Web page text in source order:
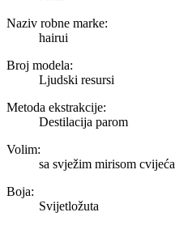
Naziv robne marke:
hairui
Broj modela:
Ljudski resursi
Metoda ekstrakcije:
Destilacija parom
Volim:
sa svježim mirisom cvijeća
Boja:
Svijetložuta